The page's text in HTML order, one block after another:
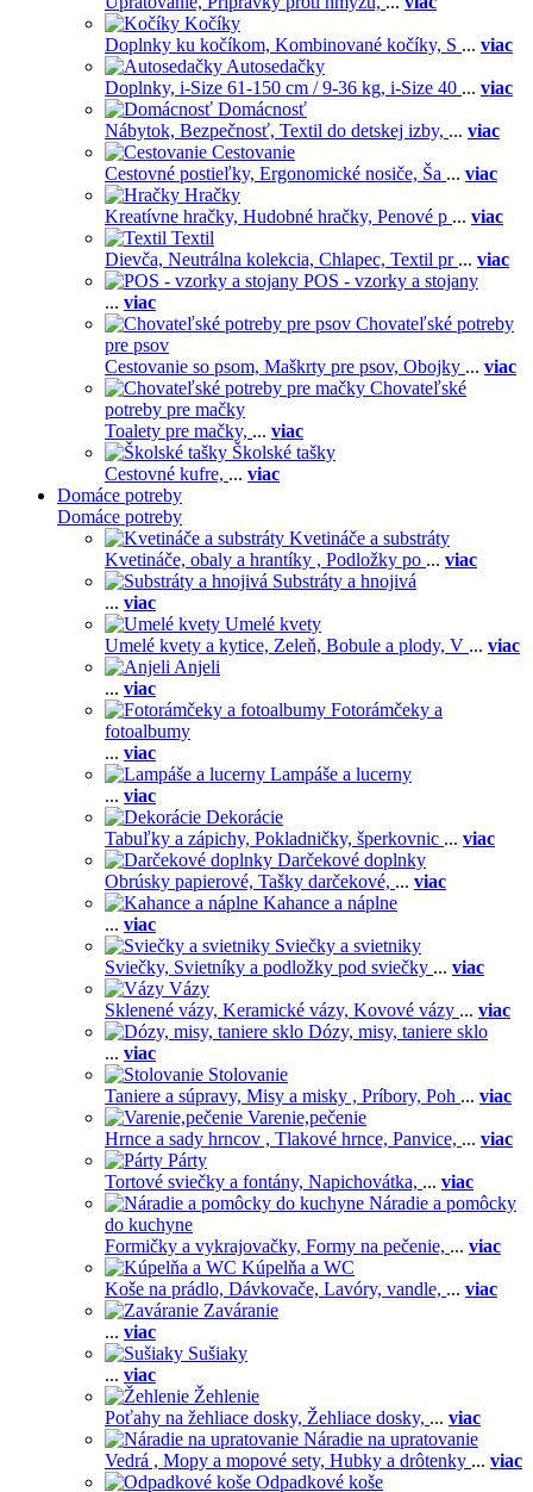
Kočíky
Doplnky ku kočíkom, Kombinované kočíky, S ... viac
Autosedačky
Doplnky, i-Size 61-150 cm / 9-36 kg, i-Size 40 ... viac
Domácnosť
Nábytok, Bezpečnosť, Textil do detskej izby, ... viac
Cestovanie
Cestovné postieľky, Ergonomické nosiče, Ša ... viac
Hračky
Kreatívne hračky, Hudobné hračky, Penové p ... viac
Textil
Dievča, Neutrálna kolekcia, Chlapec, Textil pr ... viac
POS - vzorky a stojany
... viac
Chovateľské potreby
pre psov
Cestovanie so psom, Maškrty pre psov, Obojky ... viac
Chovateľské
potreby pre mačky
Toalety pre mačky, ... viac
Školské tašky
Cestovné kufre, ... viac
Domáce potreby
Domáce potreby
Kvetináče a substráty
Kvetináče, obaly a hrantíky , Podložky po ... viac
Substráty a hnojivá
... viac
Umelé kvety
Umelé kvety a kytice, Zeleň, Bobule a plody, V ... viac
Anjeli
... viac
Fotorámčeky a
fotoalbumy
... viac
Lampáše a lucerny
... viac
Dekorácie
Tabuľky a zápichy, Pokladničky, šperkovnic ... viac
Darčekové doplnky
Obrúsky papierové, Tašky darčekové, ... viac
Kahance a náplne
... viac
Sviečky a svietniky
Sviečky, Svietníky a podložky pod sviečky ... viac
Vázy
Sklenené vázy, Keramické vázy, Kovové vázy ... viac
Dózy, misy, taniere sklo
... viac
Stolovanie
Taniere a súpravy, Misy a misky , Príbory, Poh ... viac
Varenie,pečenie
Hrnce a sady hrncov , Tlakové hrnce, Panvice, ... viac
Párty
Tortové sviečky a fontány, Napichovátka, ... viac
Náradie a pomôcky
do kuchyne
Formičky a vykrajovačky, Formy na pečenie, ... viac
Kúpelňa a WC
Koše na prádlo, Dávkovače, Lavóry, vandle, ... viac
Zaváranie
... viac
Sušiaky
... viac
Žehlenie
Poťahy na žehliace dosky, Žehliace dosky, ... viac
Náradie na upratovanie
Vedrá , Mopy a mopové sety, Hubky a drôtenky ... viac
Odpadkové koše